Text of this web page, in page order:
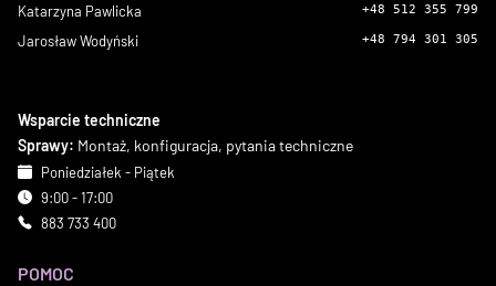
Katarzyna Pawlicka +48 512 355 799
Jarosław Wodyński +48 794 301 305
Wsparcie techniczne
Sprawy: Montaż, konfiguracja, pytania techniczne
Poniedziałek - Piątek
9:00 - 17:00
883 733 400
POMOC